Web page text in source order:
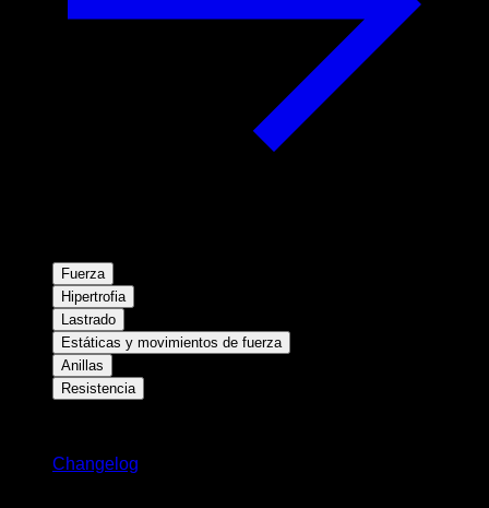
Fuerza
Hipertrofia
Lastrado
Estáticas y movimientos de fuerza
Anillas
Resistencia
Changelog